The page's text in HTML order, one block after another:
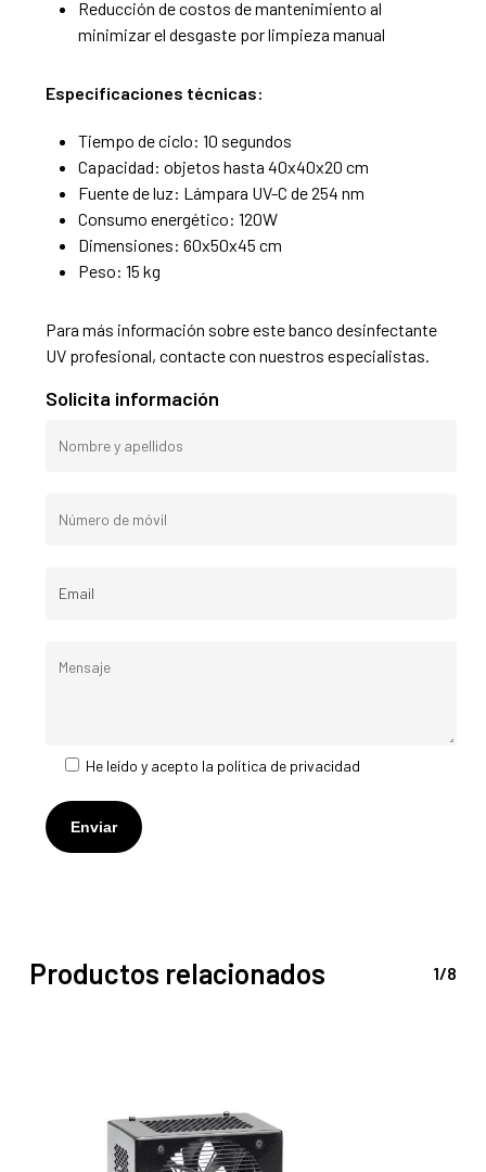
Reducción de costos de mantenimiento al
minimizar el desgaste por limpieza manual
Especificaciones técnicas:
Tiempo de ciclo: 10 segundos
Capacidad: objetos hasta 40x40x20 cm
Fuente de luz: Lámpara UV-C de 254 nm
Consumo energético: 120W
Dimensiones: 60x50x45 cm
Peso: 15 kg
Para más información sobre este banco desinfectante
UV profesional, contacte con nuestros especialistas.
Solicita información
He leído y acepto la política de privacidad
Productos relacionados 1/8